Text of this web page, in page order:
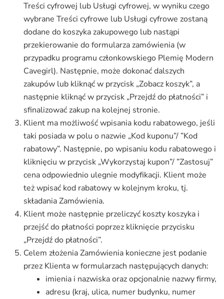
Treści cyfrowej lub Usługi cyfrowej, w wyniku czego
wybrane Treści cyfrowe lub Usługi cyfrowe zostaną
dodane do koszyka zakupowego lub nastąpi
przekierowanie do formularza zamówienia (w
przypadku programu członkowskiego Plemię Modern
Cavegirl). Następnie, może dokonać dalszych
zakupów lub kliknąć w przycisk „Zobacz koszyk”, a
następnie kliknąć w przycisk „Przejdź do płatności” i
sfinalizować zakup na kolejnej stronie.
Klient ma możliwość wpisania kodu rabatowego, jeśli
taki posiada w polu o nazwie „Kod kuponu”/ ”Kod
rabatowy”. Następnie, po wpisaniu kodu rabatowego i
kliknięciu w przycisk „Wykorzystaj kupon”/ ”Zastosuj”
cena odpowiednio ulegnie modyfikacji. Klient może
też wpisać kod rabatowy w kolejnym kroku, tj.
składania Zamówienia.
Klient może następnie przeliczyć koszty koszyka i
przejść do płatności poprzez kliknięcie przycisku
„Przejdź do płatności”.
Celem złożenia Zamówienia konieczne jest podanie
przez Klienta w formularzach następujących danych:
imienia i nazwiska oraz opcjonalnie nazwy firmy,
adresu (kraj, ulica, numer budynku, numer